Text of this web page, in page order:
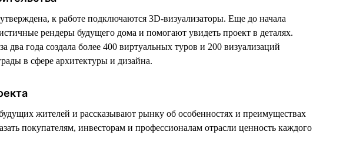
к работе подключаются 3D-визуализаторы. Еще до начала
рендеры будущего дома и помогают увидеть проект в деталях.
два года создала более 400 виртуальных туров и 200 визуализаций
в сфере архитектуры и дизайна.
жителей и рассказывают рынку об особенностях и преимуществах
покупателям, инвесторам и профессионалам отрасли ценность каждого